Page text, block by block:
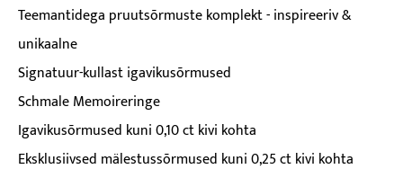
Teemantidega pruutsõrmuste komplekt - inspireeriv &
unikaalne
Signatuur-kullast igavikusõrmused
Schmale Memoireringe
Igavikusõrmused kuni 0,10 ct kivi kohta
Eksklusiivsed mälestussõrmused kuni 0,25 ct kivi kohta